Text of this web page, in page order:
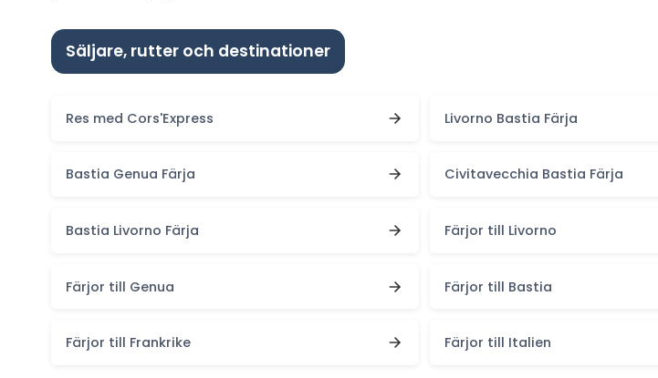
Säljare, rutter och destinationer
Res med Cors'Express Livorno Bastia Färja
Bastia Genua Färja Civitavecchia Bastia Färja
Bastia Livorno Färja Färjor till Livorno
Färjor till Genua Färjor till Bastia
Färjor till Frankrike Färjor till Italien